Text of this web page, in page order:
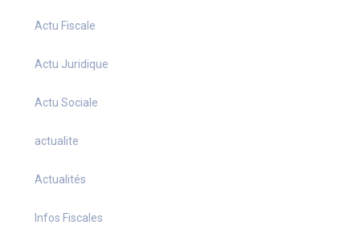
Actu Fiscale
Actu Juridique
Actu Sociale
actualite
Actualités
Infos Fiscales